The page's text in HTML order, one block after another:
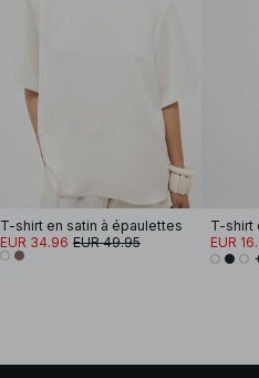
T-shirt en satin à épaulettes
EUR 34.96 EUR 49.95
EUR